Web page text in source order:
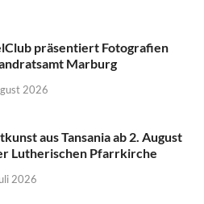
präsentiert Fotografien
Marburg
2026
aus Tansania ab 2. August
Lutherischen Pfarrkirche
2026